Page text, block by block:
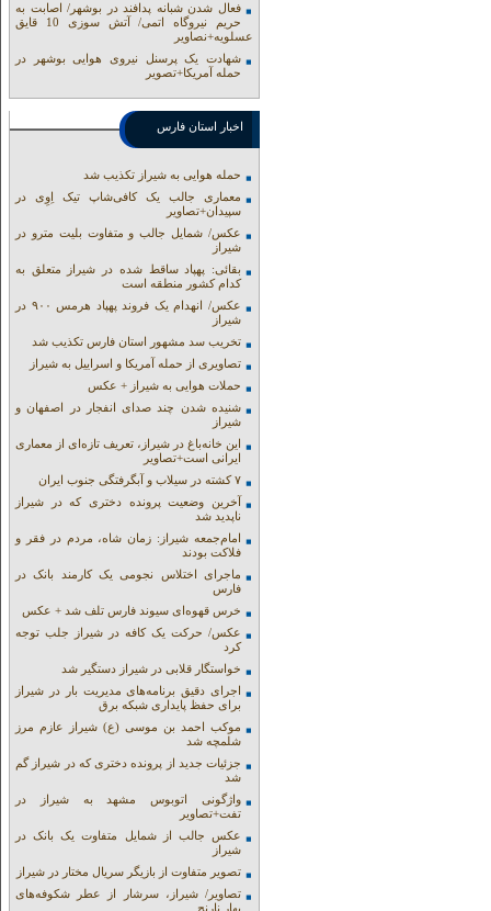
فعال شدن شبانه پدافند در بوشهر/ اصابت به
حریم نیروگاه اتمی/ آتش سوزی 10 قایق
عسلویه+نصاویر
شهادت یک پرسنل نیروی هوایی بوشهر در
حمله آمریکا+تصویر
اخبار استان فارس
حمله هوایی به شیراز تکذیب شد
معماری جالب یک کافی‌شاپ تیک اِوِی در
سپیدان+تصاویر
عکس/ شمایل جالب و متفاوت بلیت مترو در
شیراز
بقائی: پهپاد ساقط شده در شیراز متعلق به
کدام کشور منطقه است
عکس/ انهدام یک فروند پهپاد هرمس ۹۰۰ در
شیراز
تخریب سد مشهور استان فارس تکذیب شد
تصاویری از حمله آمریکا و اسراییل به شیراز
حملات هوایی به شیراز + عکس
شنیده شدن چند صدای انفجار در اصفهان و
شیراز
این خانه‌باغ در شیراز، تعریف تازه‌ای از معماری
ایرانی است+تصاویر
۷ کشته در سیلاب و آبگرفتگی جنوب ایران
آخرین وضعیت پرونده دختری که در شیراز
ناپدید شد
امام‌جمعه شیراز: زمان شاه، مردم در فقر و
فلاکت بودند
ماجرای اختلاس نجومی یک کارمند بانک در
فارس
خرس قهوه‌ای سیوند فارس تلف شد + عکس
عکس/ حرکت یک کافه در شیراز جلب توجه
کرد
خواستگار قلابی در شیراز دستگیر شد
اجرای دقیق برنامه‌های مدیریت بار در شیراز
برای حفظ پایداری شبکه برق
موکب احمد بن موسی (ع) شیراز عازم مرز
شلمچه شد
جزئیات جدید از پرونده دختری که در شیراز گم
شد
واژگونی اتوبوس مشهد به شیراز در
تفت+تصاویر
عکس جالب از شمایل متفاوت یک بانک در
شیراز
تصویر متفاوت از بازیگر سریال مختار در شیراز
تصاویر/ شیراز، سرشار از عطر شکوفه‌های
بهار نارنج